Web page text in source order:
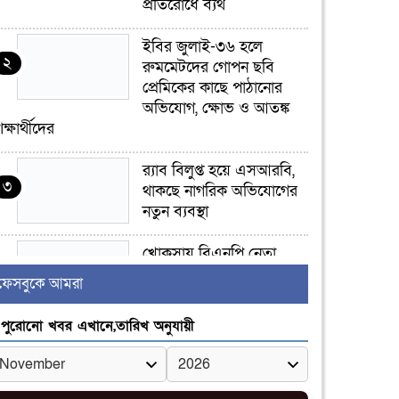
প্রতিরোধে ব্যর্থ
২
ইবির জুলাই-৩৬ হলে
রুমমেটদের গোপন ছবি
প্রেমিকের কাছে পাঠানোর
অভিযোগ, ক্ষোভ ও আতঙ্ক
৩
র‍্যাব বিলুপ্ত হয়ে এসআরবি,
থাকছে নাগরিক অভিযোগের
নতুন ব্যবস্থা
৪
খোকসায় বিএনপি নেতা
৫
সাঈদীর ছবিতে জুতা
নিক্ষেপকারীরা ‘জারজ
সন্তান’: আমির হামজা
আমরা
পুরোনো খবর এখানে,তারিখ অনুযায়ী